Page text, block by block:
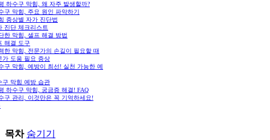
하수구 막힘, 왜 자주 발생할까?
구 막힘, 주요 원인 파악하기
증상별 자가 진단법
진단 체크리스트
한 막힘, 셀프 해결 방법
해결 도구
한 막힘, 전문가의 손길이 필요할 때
가 도움 필요 증상
구 막힘, 예방이 최선! 실천 가능한 예
구 막힘 예방 습관
하수구 막힘, 궁금증 해결! FAQ
구 관리, 이것만은 꼭 기억하세요!
목차 숨기기